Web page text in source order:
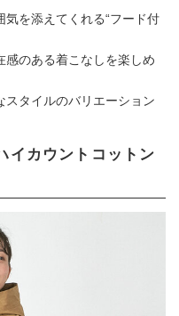
を添えてくれる“フード付
感のある着こなしを楽しめ
スタイルのバリエーション
イカウントコットン